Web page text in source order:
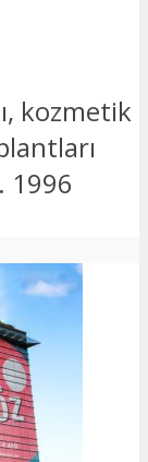
kozmetik
1996